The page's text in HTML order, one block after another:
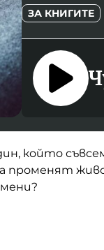
ЗА КНИГИТЕ
който
променят